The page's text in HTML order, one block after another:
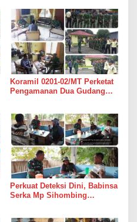
Koramil 0201-02/MT Perketat
Pengamanan Dua Gudang
Perkuat Deteksi Dini, Babinsa
Serka Mp Sihombing